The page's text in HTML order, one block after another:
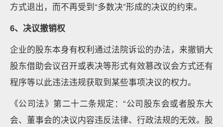
方式退出，而不再受到“多数决”形成的决议的约束。
6、决议撤销权
企业的股东本身有权利通过法院诉讼的办法，来撤销大
股东借助会议召开或表决等形式有效篡改议会方式还有
程序等以此违法违规获取到某些事项决议的权力。
《公司法》第二十二条规定：“公司股东会或者股东大
会、董事会的决议内容违反法律、行政法规的无效。股